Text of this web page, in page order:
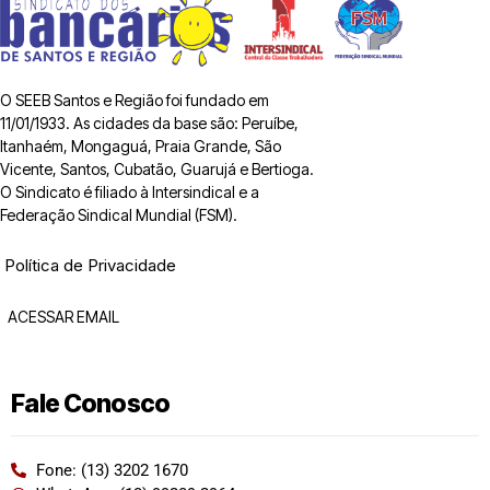
O SEEB Santos e Região foi fundado em
11/01/1933. As cidades da base são: Peruíbe,
Itanhaém, Mongaguá, Praia Grande, São
Vicente, Santos, Cubatão, Guarujá e Bertioga.
O Sindicato é filiado à Intersindical e a
Federação Sindical Mundial (FSM).
Política de Privacidade
ACESSAR EMAIL
Fale Conosco
Fone: (13) 3202 1670